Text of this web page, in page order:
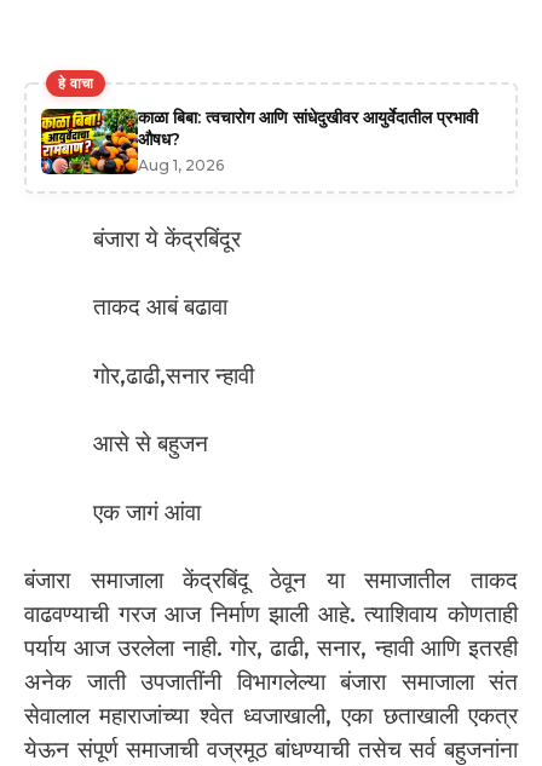
हे वाचा
काळा बिबा: त्वचारोग आणि सांधेदुखीवर आयुर्वेदातील प्रभावी
औषध?
Aug 1, 2026
बंजारा ये केंद्रबिंदूर
ताकद आबं बढावा
गोर,ढाढी,सनार न्हावी
आसे से बहुजन
एक जागं आंवा
बंजारा समाजाला केंद्रबिंदू ठेवून या समाजातील ताकद
वाढवण्याची गरज आज निर्माण झाली आहे. त्याशिवाय कोणताही
पर्याय आज उरलेला नाही. गोर, ढाढी, सनार, न्हावी आणि इतरही
अनेक जाती उपजातींनी विभागलेल्या बंजारा समाजाला संत
सेवालाल महाराजांच्या श्वेत ध्वजाखाली, एका छताखाली एकत्र
येऊन संपूर्ण समाजाची वज्रमूठ बांधण्याची तसेच सर्व बहुजनांना